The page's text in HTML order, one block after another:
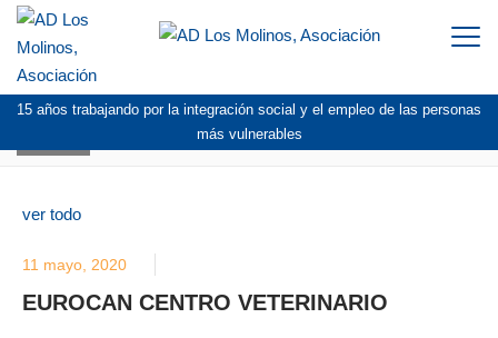
15 años trabajando por la integración social y el empleo de las personas
más vulnerables
ver todo
11 mayo, 2020
EUROCAN CENTRO VETERINARIO